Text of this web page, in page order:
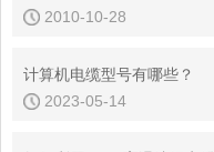
2010-10-28
计算机电缆型号有哪些？
2023-05-14